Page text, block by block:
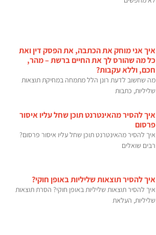
איך אני מוחק את הכתבה, את הפסק דין ואת
כל מה שהורס לך את החיים ברשת – מהר,
חכם, וללא עקבות?
מה שחשוב לדעת רונן הלל מתמחה במחיקת תוצאות
שליליות, כתבות
איך להסיר מהאינטרנט תוכן שחל עליו איסור
פרסום
איך להסיר מהאינטרנט תוכן שחל עליו איסור פרסום?
רבים שואלים
איך להסיר תוצאות שליליות באופן חוקי?
איך להסיר תוצאות שליליות באופן חוקי? הסרת תוצאות
שליליות, העלאת